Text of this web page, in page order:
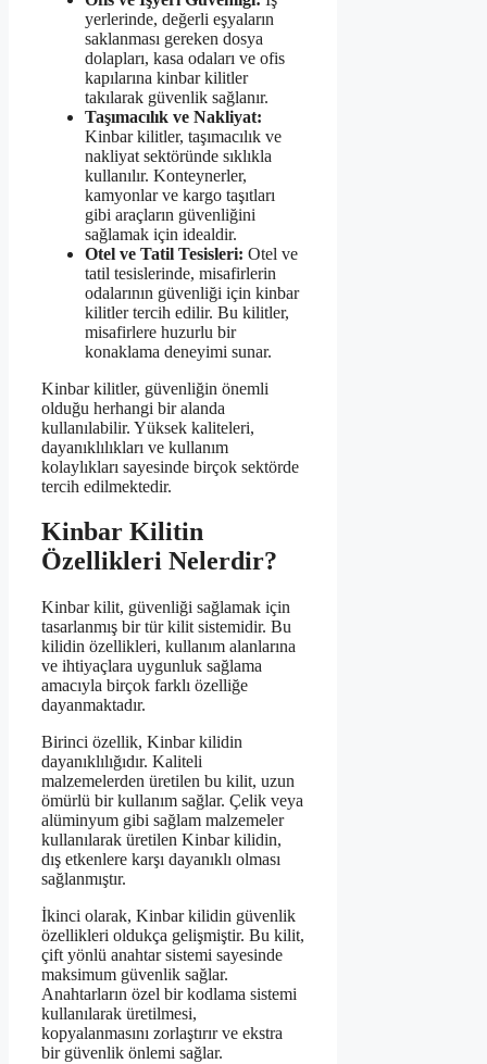
yerlerinde, değerli eşyaların
saklanması gereken dosya
dolapları, kasa odaları ve ofis
kapılarına kinbar kilitler
takılarak güvenlik sağlanır.
Taşımacılık ve Nakliyat:
Kinbar kilitler, taşımacılık ve
nakliyat sektöründe sıklıkla
kullanılır. Konteynerler,
kamyonlar ve kargo taşıtları
gibi araçların güvenliğini
sağlamak için idealdir.
Otel ve Tatil Tesisleri: Otel ve
tatil tesislerinde, misafirlerin
odalarının güvenliği için kinbar
kilitler tercih edilir. Bu kilitler,
misafirlere huzurlu bir
konaklama deneyimi sunar.
Kinbar kilitler, güvenliğin önemli
olduğu herhangi bir alanda
kullanılabilir. Yüksek kaliteleri,
dayanıklılıkları ve kullanım
kolaylıkları sayesinde birçok sektörde
tercih edilmektedir.
Kinbar Kilitin
Özellikleri Nelerdir?
Kinbar kilit, güvenliği sağlamak için
tasarlanmış bir tür kilit sistemidir. Bu
kilidin özellikleri, kullanım alanlarına
ve ihtiyaçlara uygunluk sağlama
amacıyla birçok farklı özelliğe
dayanmaktadır.
Birinci özellik, Kinbar kilidin
dayanıklılığıdır. Kaliteli
malzemelerden üretilen bu kilit, uzun
ömürlü bir kullanım sağlar. Çelik veya
alüminyum gibi sağlam malzemeler
kullanılarak üretilen Kinbar kilidin,
dış etkenlere karşı dayanıklı olması
sağlanmıştır.
İkinci olarak, Kinbar kilidin güvenlik
özellikleri oldukça gelişmiştir. Bu kilit,
çift yönlü anahtar sistemi sayesinde
maksimum güvenlik sağlar.
Anahtarların özel bir kodlama sistemi
kullanılarak üretilmesi,
kopyalanmasını zorlaştırır ve ekstra
bir güvenlik önlemi sağlar.